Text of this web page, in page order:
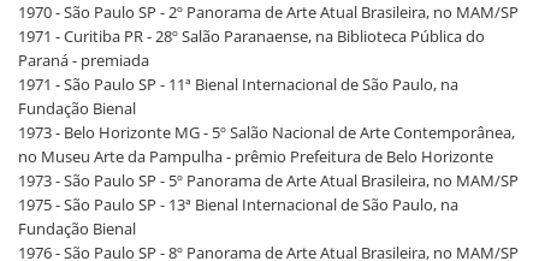
1970 - São Paulo SP - 2º Panorama de Arte Atual Brasileira, no MAM/SP
1971 - Curitiba PR - 28º Salão Paranaense, na Biblioteca Pública do
Paraná - premiada
1971 - São Paulo SP - 11ª Bienal Internacional de São Paulo, na
Fundação Bienal
1973 - Belo Horizonte MG - 5º Salão Nacional de Arte Contemporânea,
no Museu Arte da Pampulha - prêmio Prefeitura de Belo Horizonte
1973 - São Paulo SP - 5º Panorama de Arte Atual Brasileira, no MAM/SP
1975 - São Paulo SP - 13ª Bienal Internacional de São Paulo, na
Fundação Bienal
1976 - São Paulo SP - 8º Panorama de Arte Atual Brasileira, no MAM/SP